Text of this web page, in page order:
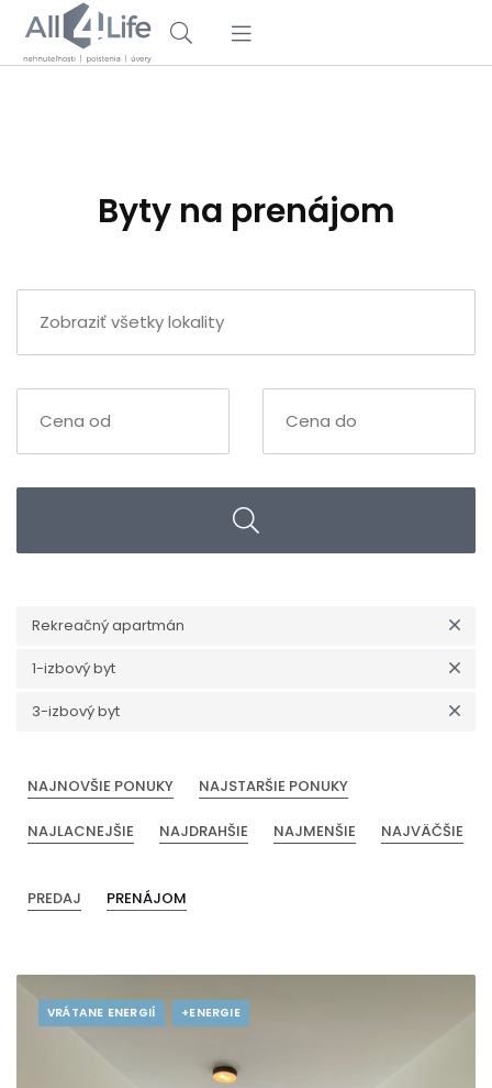
Byty na prenájom
Rekreačný apartmán
1-izbový byt
3-izbový byt
NAJNOVŠIE PONUKY NAJSTARŠIE PONUKY
NAJLACNEJŠIE NAJDRAHŠIE NAJMENŠIE NAJVÄČŠIE
PREDAJ PRENÁJOM
VRÁTANE ENERGIÍ +ENERGIE